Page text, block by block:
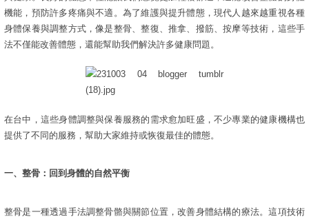
機能，預防許多疼痛與不適。為了維護與提升體態，現代人越來越重視各種
身體保養與調整方式，像是整骨、整復、推拿、撥筋、按摩等技術，這些手
法不僅能改善體態，還能幫助我們解決許多健康問題。
在台中，這些身體調整與保養服務的需求愈加旺盛，不少專業的健康機構也
提供了不同的服務，幫助大家維持或恢復最佳的體態。
一、整骨：回到身體的自然平衡
整骨是一種透過手法調整骨骼與關節位置，改善身體結構的療法。這項技術